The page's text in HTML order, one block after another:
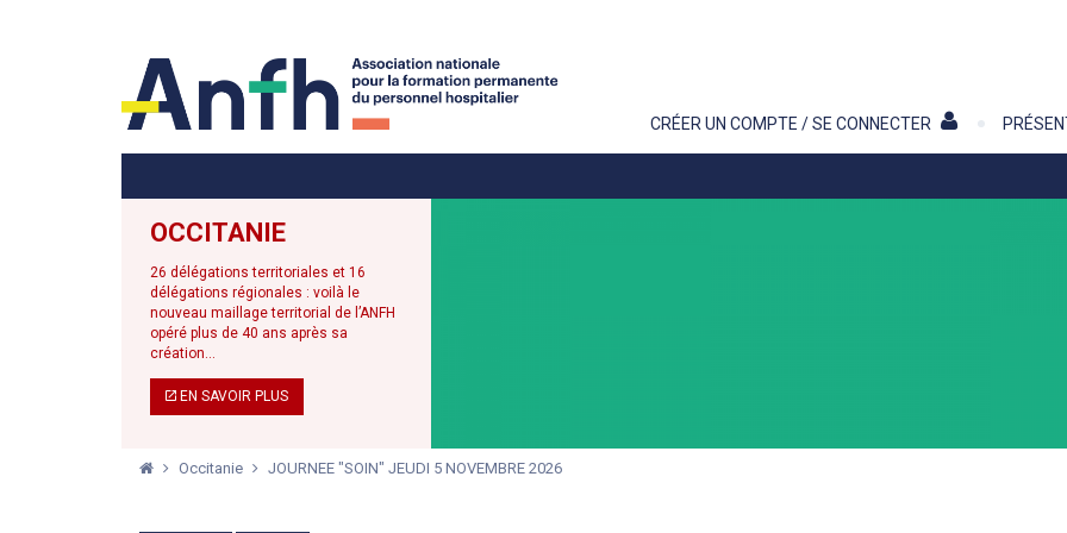
CRÉER UN COMPTE / SE CONNECTER
OCCITANIE
26 délégations territoriales et 16
délégations régionales : voilà le
nouveau maillage territorial de l’ANFH
opéré plus de 40 ans après sa
création...
EN SAVOIR PLUS
Occitanie JOURNEE "SOIN" JEUDI 5 NOVEMBRE 2026